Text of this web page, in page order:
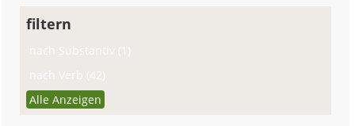
filtern
nach Substantiv (1)
nach Verb (42)
Alle Anzeigen